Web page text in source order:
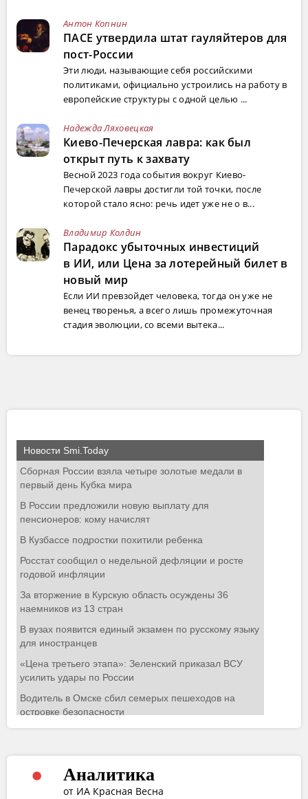
Антон Копнин
ПАСЕ утвердила штат гауляйтеров для
пост-России
Эти люди, называющие себя российскими
политиками, официально устроились на работу в
европейские структуры с одной целью ...
Надежда Ляховецкая
Киево-Печерская лавра: как был
открыт путь к захвату
Весной 2023 года события вокруг Киево-
Печерской лавры достигли той точки, после
которой стало ясно: речь идет уже не о в...
Владимир Колдин
Парадокс убыточных инвестиций
в ИИ, или Цена за лотерейный билет в
новый мир
Если ИИ превзойдет человека, тогда он уже не
венец творенья, а всего лишь промежуточная
стадия эволюции, со всеми вытека...
Аналитика
от ИА Красная Весна